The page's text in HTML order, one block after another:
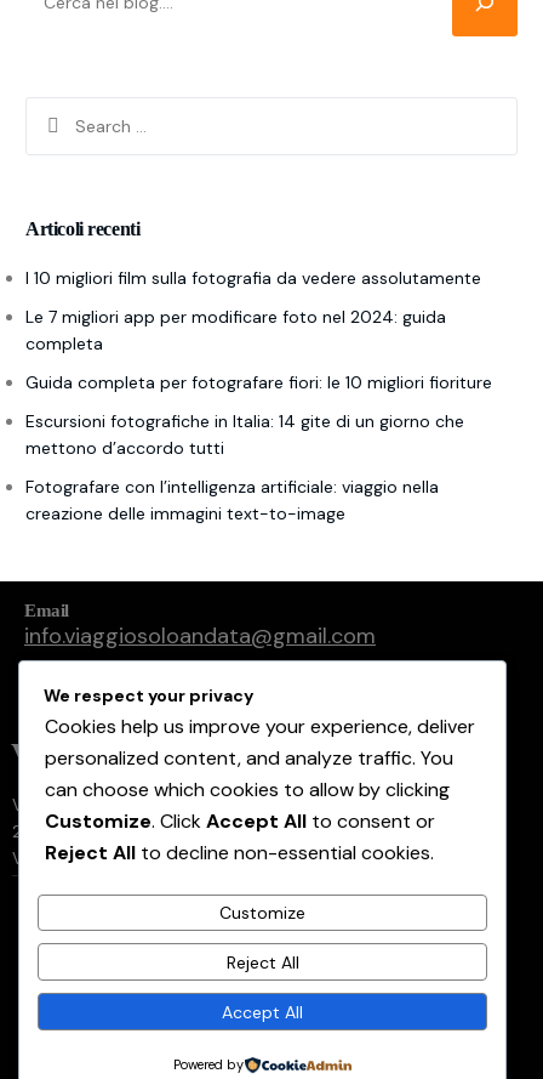
Articoli recenti
I 10 migliori film sulla fotografia da vedere assolutamente
Le 7 migliori app per modificare foto nel 2024: guida
completa
Guida completa per fotografare fiori: le 10 migliori fioriture
Escursioni fotografiche in Italia: 14 gite di un giorno che
mettono d’accordo tutti
Fotografare con l’intelligenza artificiale: viaggio nella
creazione delle immagini text-to-image
Email
info.viaggiosoloandata@gmail.com
PEC
iaggiosoloandata@pec.it
V.S.A. srl
Via Garofalo 26
20133 Milano (MI)
VAT: IT12766910967
© 2026Fotografi in viaggio by Viaggio Solo Andata. Tutti
i diritti sono riservati.
Seguici su:
We respect your privacy
Cookies help us improve your experience, deliver
personalized content, and analyze traffic. You
can choose which cookies to allow by clicking
Customize. ClickAccept All to consent or
Reject All to decline non-essential cookies.
Customize
Reject All
Accept All
Powered by